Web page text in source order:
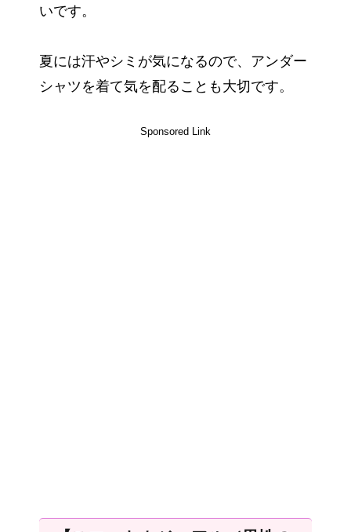
いです。
夏には汗やシミが気になるので、アンダー
シャツを着て気を配ることも大切です。
Sponsored Link